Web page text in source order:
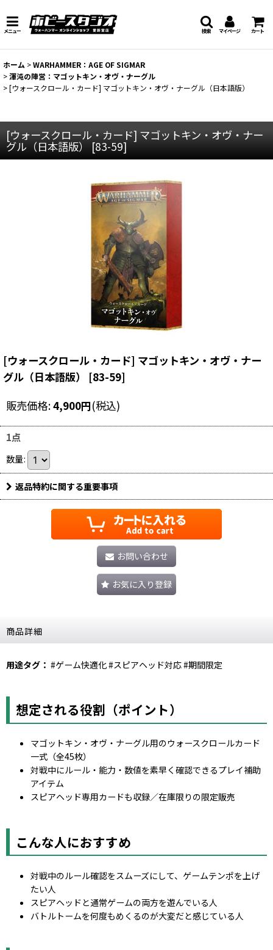
メニュー マイページ カート
検索
ホーム >WARHAMMER：AGE OF SIGMAR
>渾沌の陣営：マゴットキン・オヴ・ナーグル
>[ウォースクロール・カード] マゴットキン・オヴ・ナーグル（日本語版）
[ウォースクロール・カード] マゴットキン・オヴ・ナー
グル（日本語版） [83-59]
[ウォースクロール・カード] マゴットキン・オヴ・ナー
グル（日本語版）
[83-59]
販売価格:4,900円(税込)
1点
数量:
返品特約に関する重要事項
お問い合わせ
お気に入り登録
商品詳細
用途タグ： #ゲーム快適化 #スピアヘッド対応 #期間限定
想定される役割（ポイント）
マゴットキン・オヴ・ナーグル用のウォースクロールカード
一式（全45枚）
対戦中にルール・能力・数値を素早く確認できるプレイ補助
アイテム
スピアヘッド専用カードも収録／在庫限りの限定販売
こんな人におすすめ
対戦中のルール確認をスムーズにして、ゲームテンポを上げ
たい人
スピアヘッドと通常ゲームの両方を遊んでいる人
バトルトームを何度もめくるのが大変だと感じている人